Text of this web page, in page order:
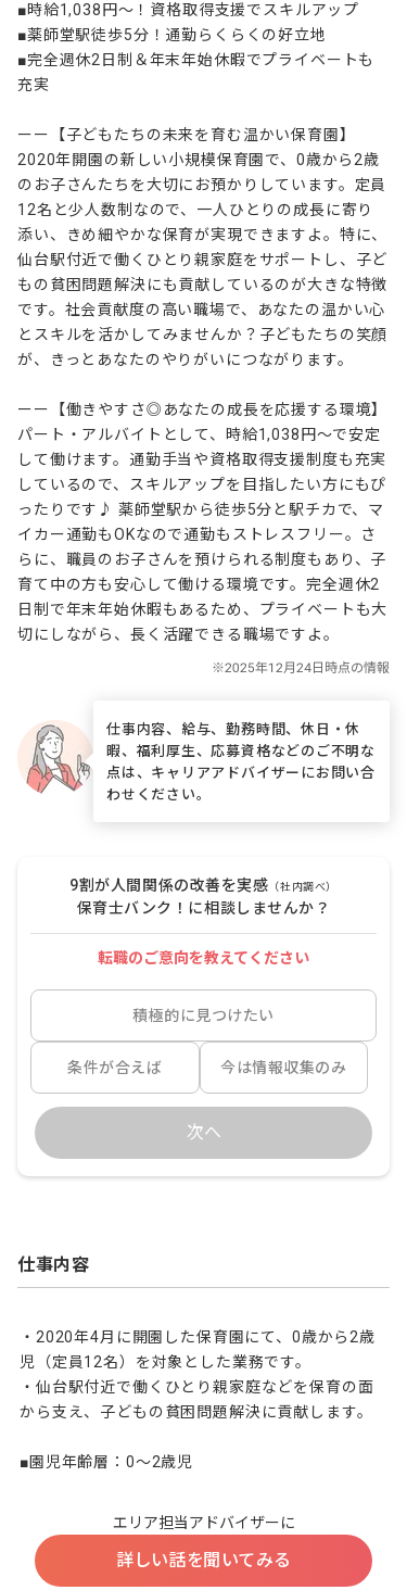
■時給1,038円～！資格取得支援でスキルアップ
■薬師堂駅徒歩5分！通勤らくらくの好立地
■完全週休2日制＆年末年始休暇でプライベートも
充実
ーー【子どもたちの未来を育む温かい保育園】
2020年開園の新しい小規模保育園で、0歳から2歳
のお子さんたちを大切にお預かりしています。定員
12名と少人数制なので、一人ひとりの成長に寄り
添い、きめ細やかな保育が実現できますよ。特に、
仙台駅付近で働くひとり親家庭をサポートし、子ど
もの貧困問題解決にも貢献しているのが大きな特徴
です。社会貢献度の高い職場で、あなたの温かい心
とスキルを活かしてみませんか？子どもたちの笑顔
が、きっとあなたのやりがいにつながります。
ーー【働きやすさ◎あなたの成長を応援する環境】
パート・アルバイトとして、時給1,038円～で安定
して働けます。通勤手当や資格取得支援制度も充実
しているので、スキルアップを目指したい方にもぴ
ったりです♪ 薬師堂駅から徒歩5分と駅チカで、マ
イカー通勤もOKなので通勤もストレスフリー。さ
らに、職員のお子さんを預けられる制度もあり、子
育て中の方も安心して働ける環境です。完全週休2
日制で年末年始休暇もあるため、プライベートも大
切にしながら、長く活躍できる職場ですよ。
仕事内容、給与、勤務時間、休日・休
暇、福利厚生、応募資格などのご不明な
点は、キャリアアドバイザーにお問い合
わせください。
9割が人間関係の改善を実感 （社内調べ）
保育士バンク！に相談しませんか？
転職のご意向を教えてください
積極的に見つけたい
条件が合えば 今は情報収集のみ
次へ
仕事内容
・2020年4月に開園した保育園にて、0歳から2歳
児（定員12名）を対象とした業務です。
・仙台駅付近で働くひとり親家庭などを保育の面
から支え、子どもの貧困問題解決に貢献します。
■園児年齢層：0～2歳児
エリア担当アドバイザーに
詳しい話を聞いてみる